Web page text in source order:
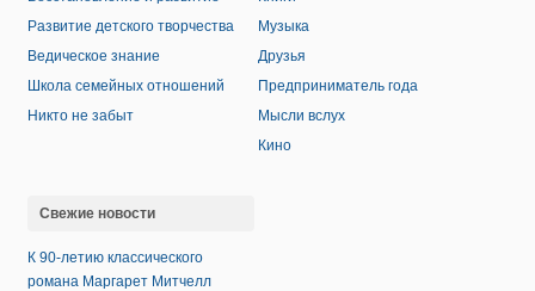
Развитие детского творчества
Ведическое знание
Школа семейных отношений
Никто не забыт
Музыка
Друзья
Предприниматель года
Мысли вслух
Кино
Свежие новости
К 90-летию классического
романа Маргарет Митчелл